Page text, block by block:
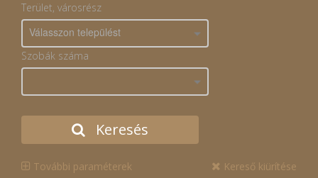
Terület, városrész
Válasszon települést
Szobák száma
Keresés
További paraméterek Kereső kiürítése